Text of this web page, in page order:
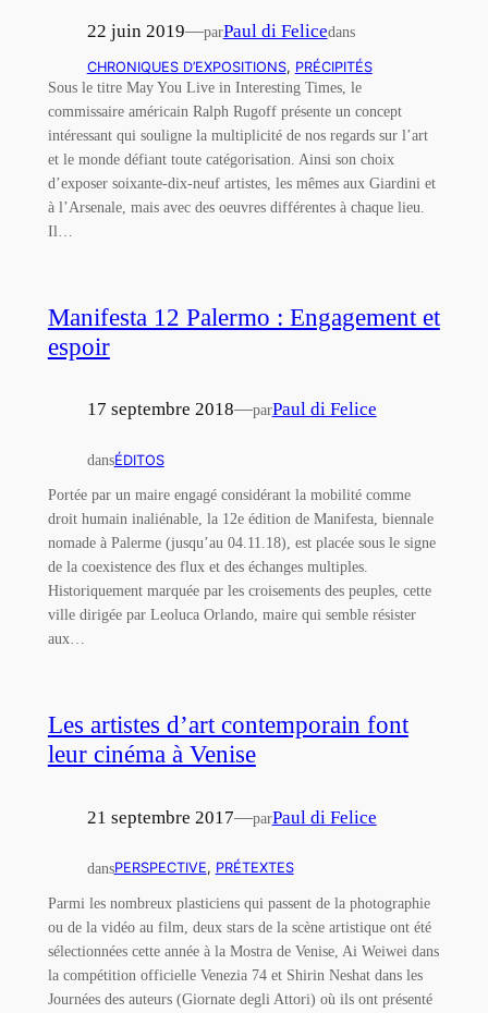
22 juin 2019—parPaul di Felicedans
CHRONIQUES D’EXPOSITIONS, PRÉCIPITÉS
Sous le titre May You Live in Interesting Times, le
commissaire américain Ralph Rugoff présente un concept
intéressant qui souligne la multiplicité de nos regards sur l’art
et le monde défiant toute catégorisation. Ainsi son choix
d’exposer soixante-dix-neuf artistes, les mêmes aux Giardini et
à l’Arsenale, mais avec des oeuvres différentes à chaque lieu.
Il…
Manifesta 12 Palermo : Engagement et
espoir
17 septembre 2018—parPaul di Felice
dansÉDITOS
Portée par un maire engagé considérant la mobilité comme
droit humain inaliénable, la 12e édition de Manifesta, biennale
nomade à Palerme (jusqu’au 04.11.18), est placée sous le signe
de la coexistence des flux et des échanges multiples.
Historiquement marquée par les croisements des peuples, cette
ville dirigée par Leoluca Orlando, maire qui semble résister
aux…
Les artistes d’art contemporain font
leur cinéma à Venise
21 septembre 2017—parPaul di Felice
dansPERSPECTIVE, PRÉTEXTES
Parmi les nombreux plasticiens qui passent de la photographie
ou de la vidéo au film, deux stars de la scène artistique ont été
sélectionnées cette année à la Mostra de Venise, Ai Weiwei dans
la compétition officielle Venezia 74 et Shirin Neshat dans les
Journées des auteurs (Giornate degli Attori) où ils ont présenté